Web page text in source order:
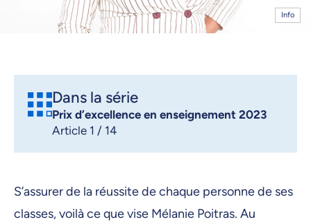
Info
Dans la série
Prix d’excellence en enseignement 2023
Article 1 / 14
S’assurer de la réussite de chaque personne de ses
classes, voilà ce que vise Mélanie Poitras. Au